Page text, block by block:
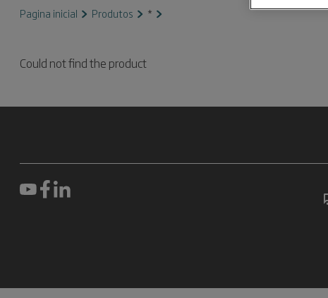
Pagina inicial Produtos *
Could not find the product